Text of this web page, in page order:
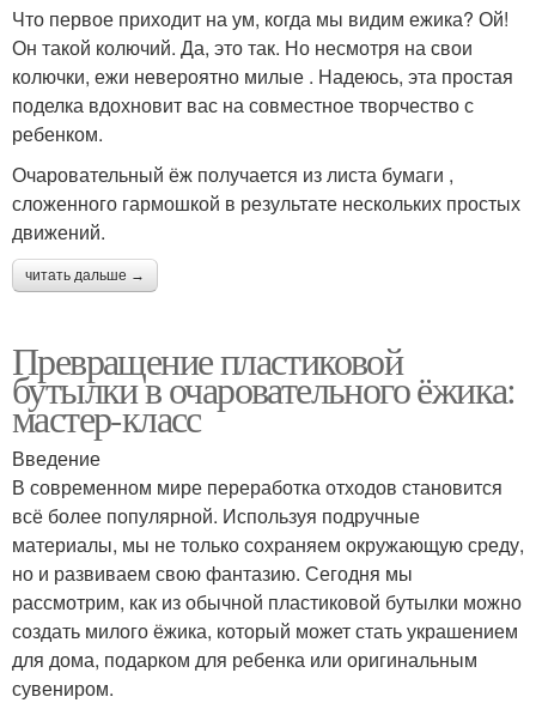
Что первое приходит на ум, когда мы видим ежика? Ой!
Он такой колючий. Да, это так. Но несмотря на свои
колючки, ежи невероятно милые . Надеюсь, эта простая
поделка вдохновит вас на совместное творчество с
ребенком.
Очаровательный ёж получается из листа бумаги ,
сложенного гармошкой в результате нескольких простых
движений.
читать дальше →
Превращение пластиковой
бутылки в очаровательного ёжика:
мастер-класс
Введение
В современном мире переработка отходов становится
всё более популярной. Используя подручные
материалы, мы не только сохраняем окружающую среду,
но и развиваем свою фантазию. Сегодня мы
рассмотрим, как из обычной пластиковой бутылки можно
создать милого ёжика, который может стать украшением
для дома, подарком для ребенка или оригинальным
сувениром.